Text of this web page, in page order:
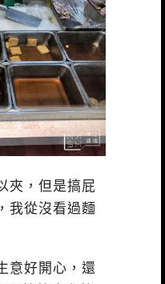
夾，但是搞屁
我從沒看過麵
意好開心，還